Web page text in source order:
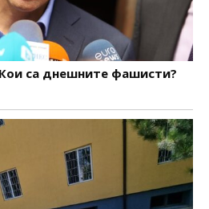
са днешните фашисти?